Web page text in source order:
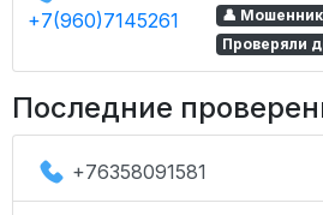
+7(960)7145261
👤
Проверяли
Последние
+76358091581